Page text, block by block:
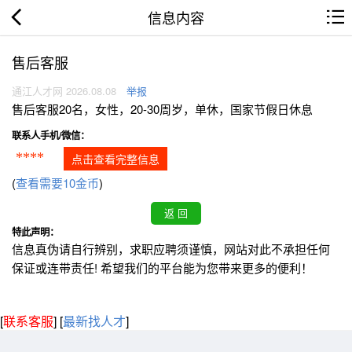
信息内容
售后客服
通江人才网 2026.08.08 举报
售后客服20名，女性，20-30周岁，单休，国家节假日休息
联系人手机/微信：
**** 点击查看完整信息
(查看需要10金币)
特此声明：
信息真伪请自行辨别，求职应聘须谨慎，网站对此不承担任何
保证或连带责任! 希望我们的平台能为您带来更多的便利！
[联系客服] [最新找人才]